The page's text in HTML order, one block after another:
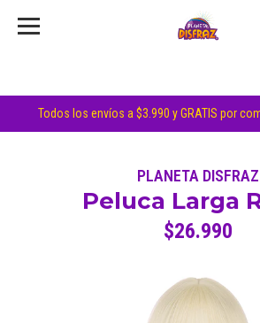
Todos los envíos a $3.990 y GRATIS por
PLANETA DISFRAZ
Peluca Larga
$26.990